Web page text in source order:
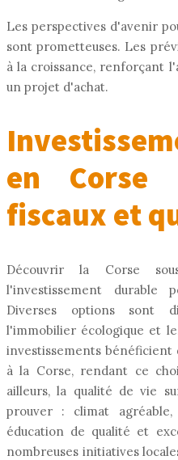
Les perspectives d'avenir
sont prometteuses. Les
à la croissance, renforçant
un projet d'achat.
en Corse
fiscaux et
Découvrir la Corse
l'investissement durable
Diverses options sont
l'immobilier écologique et
investissements bénéficient
à la Corse, rendant ce
ailleurs, la qualité de vie
prouver : climat agréable,
éducation de qualité et
nombreuses initiatives